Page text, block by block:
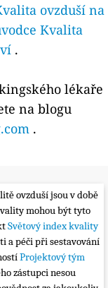
ovzduší na
Kvalita
.
lékaře
na blogu
.
ovzduší jsou v době
mohou být tyto
Světový index kvality
a péči při sestavování
Projektový tým
zástupci nesou